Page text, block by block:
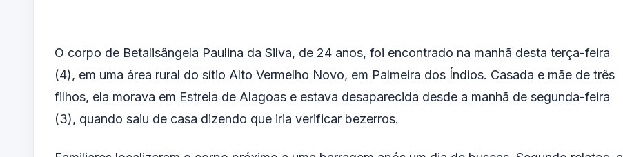
O corpo de Betalisângela Paulina da Silva, de 24 anos, foi encontrado na manhã desta terça-feira
(4), em uma área rural do sítio Alto Vermelho Novo, em Palmeira dos Índios. Casada e mãe de três
filhos, ela morava em Estrela de Alagoas e estava desaparecida desde a manhã de segunda-feira
(3), quando saiu de casa dizendo que iria verificar bezerros.